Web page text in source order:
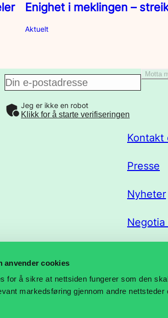
anvender cookies
for å sikre at nettsiden fungerer som den
markedsføring gjennom andre nettsteder
Enighet i meklingen –
Aktuelt
E
-
d
Motta
Jeg er ikke en robot
Klikk for å starte verifiseringen
Kontakt
Presse
Nyheter
Negotia